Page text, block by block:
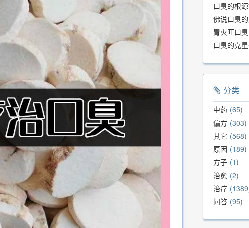
佛说口臭
分类
中药 65
偏方 303
其它 568
原因 189
方子 1
治愈 2
治疗 1389
问答 95